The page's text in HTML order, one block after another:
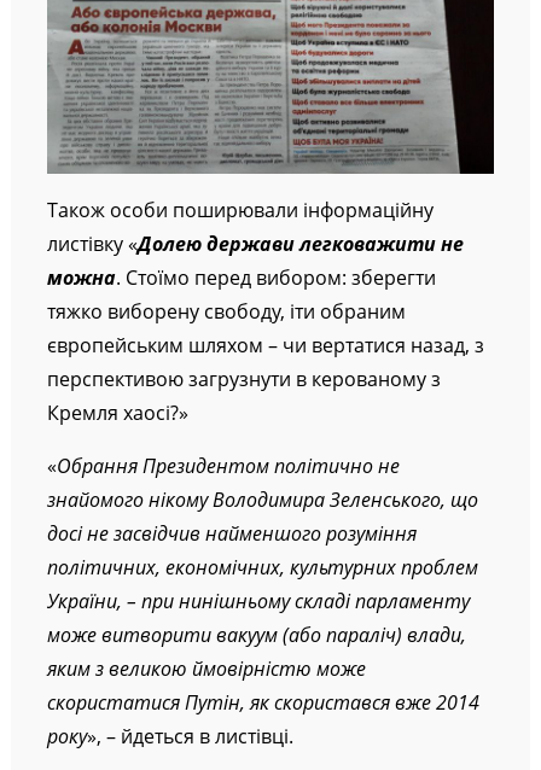
Також особи поширювали інформаційну
листівку «Долею держави легковажити не
можна. Стоїмо перед вибором: зберегти
тяжко виборену свободу, іти обраним
європейським шляхом – чи вертатися назад, з
перспективою загрузнути в керованому з
Кремля хаосі?»
«Обрання Президентом політично не
знайомого нікому Володимира Зеленського, що
досі не засвідчив найменшого розуміння
політичних, економічних, культурних проблем
України, – при нинішньому складі парламенту
може витворити вакуум (або параліч) влади,
яким з великою ймовірністю може
скористатися Путін, як скористався вже 2014
року», – йдеться в листівці.